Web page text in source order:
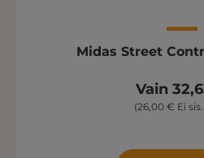
Midas Street
Vain
(26,00 € Ei sis.